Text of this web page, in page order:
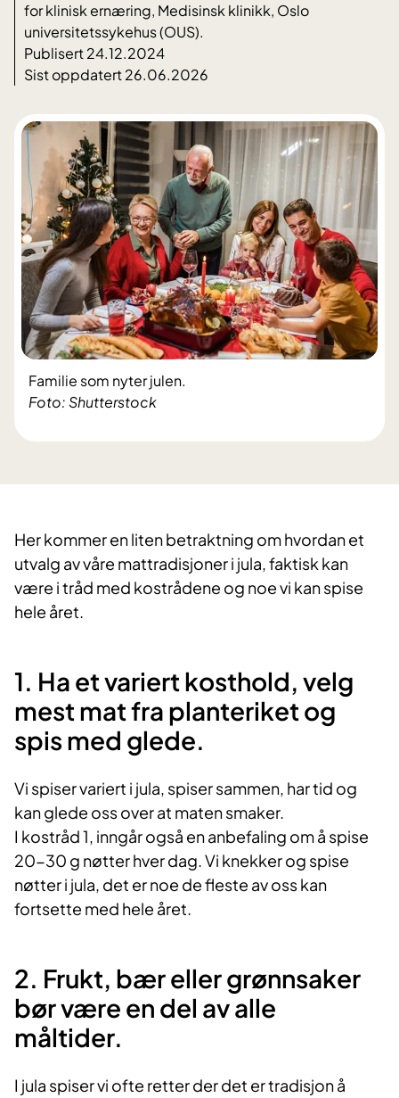
for klinisk ernæring, Medisinsk klinikk, Oslo
universitetssykehus (OUS).
Publisert 24.12.2024
Sist oppdatert 26.06.2026
Foto: Shutterstock
Familie som nyter julen.
Her kommer en liten betraktning om hvordan et
utvalg av våre mattradisjoner i jula, faktisk kan
være i tråd med kostrådene og noe vi kan spise
hele året.
1. Ha et variert kosthold, velg
mest mat fra planteriket og
spis med glede.
Vi spiser variert i jula, spiser sammen, har tid og
kan glede oss over at maten smaker.
I kostråd 1, inngår også en anbefaling om å spise
20-30 g nøtter hver dag. Vi knekker og spise
nøtter i jula, det er noe de fleste av oss kan
fortsette med hele året.
2. Frukt, bær eller grønnsaker
bør være en del av alle
måltider.
I jula spiser vi ofte retter der det er tradisjon å